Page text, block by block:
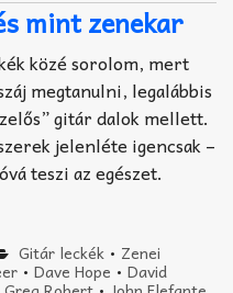
mint zenekar
közé sorolom, mert
megtanulni, legalábbis
gitár dalok mellett.
jelenléte igencsak –
teszi az egészet.
Gitár leckék• Zenei
•Dave Hope •David